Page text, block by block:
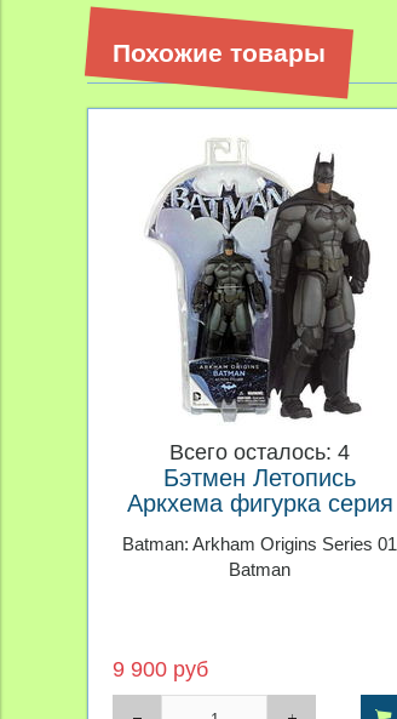
Похожие товары
Всего осталось: 4
Бэтмен Летопись
Аркхема фигурка серия
Batman: Arkham Origins Series 01
Batman
9 900 руб